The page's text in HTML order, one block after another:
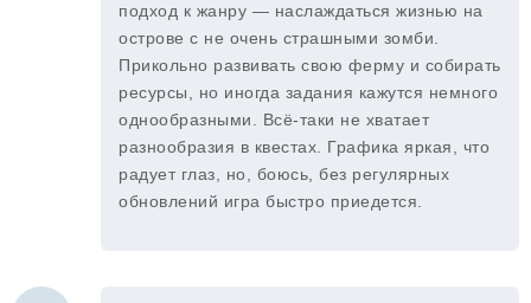
подход к жанру — наслаждаться жизнью на
острове с не очень страшными зомби.
Прикольно развивать свою ферму и собирать
ресурсы, но иногда задания кажутся немного
однообразными. Всё-таки не хватает
разнообразия в квестах. Графика яркая, что
радует глаз, но, боюсь, без регулярных
обновлений игра быстро приедется.